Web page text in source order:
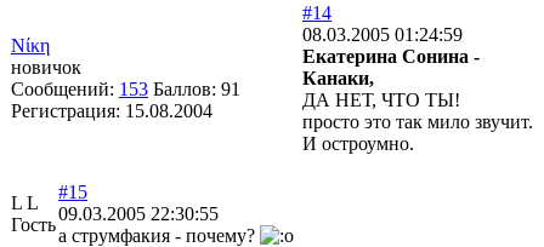
Νίκη
новичок
Сообщений: 153 Баллов: 91
Регистрация: 15.08.2004
#14
08.03.2005 01:24:59
Екатерина Сонина -
Канаки,
ДА НЕТ, ЧТО ТЫ!
просто это так мило звучит.
И остроумно.
L L
Гость
#15
09.03.2005 22:30:55
а струмфакия - почему?